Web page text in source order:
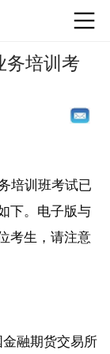
务培训考
培训班考试已
下。电子版与
考生，请注意
金融期货交易所